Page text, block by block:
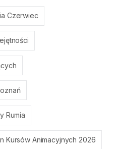
Czerwiec
Rumia
Kursów Animacyjnych 2026